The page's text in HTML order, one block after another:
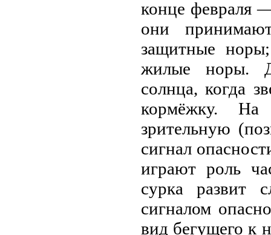
конце февраля
они
защитные
жилые норы.
солнца, когда
кормёжку. На
зрительную
сигнал
играют роль
сурка развит
сигналом
вид бегущего к